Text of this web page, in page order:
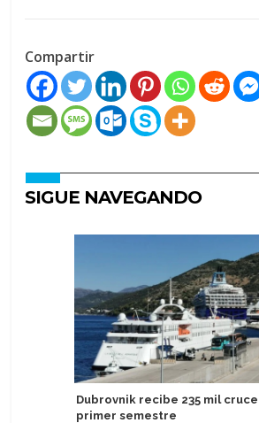
Compartir
SIGUE NAVEGANDO
Dubrovnik recibe 235 mil
primer semestre